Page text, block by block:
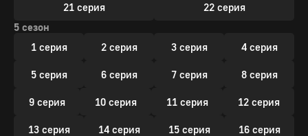
21 серия
22 серия
5 сезон
1 серия
2 серия 3 серия 4 серия
5 серия 6 серия 7 серия 8 серия
9 серия 10 серия 11 серия 12 серия
13 серия 14 серия 15 серия 16 серия